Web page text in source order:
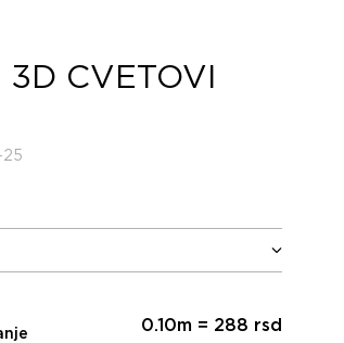
CVETOVI
25
0.10m = 288 rsd